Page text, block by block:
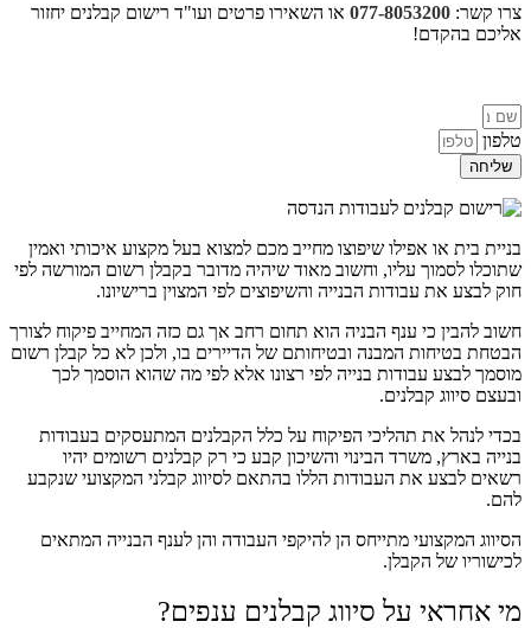
צרו קשר:
או השאירו פרטים ועו"ד רישום קבלנים יחזור
אליכם בהקדם!
טלפון
שליחה
בניית בית או אפילו שיפוצו מחייב מכם למצוא בעל מקצוע איכותי ואמין
שתוכלו לסמוך עליו, וחשוב מאוד שיהיה מדובר בקבלן רשום המורשה לפי
חוק לבצע את עבודות הבנייה והשיפוצים לפי המצוין ברישיונו.
חשוב להבין כי ענף הבניה הוא תחום רחב אך גם כזה המחייב פיקוח לצורך
הבטחת בטיחות המבנה ובטיחותם של הדיירים בו, ולכן לא כל קבלן רשום
מוסמך לבצע עבודות בנייה לפי רצונו אלא לפי מה שהוא הוסמך לכך
ובעצם סיווג קבלנים.
בכדי לנהל את תהליכי הפיקוח על כלל הקבלנים המתעסקים בעבודות
בנייה בארץ, משרד הבינוי והשיכון קבע כי רק קבלנים רשומים יהיו
רשאים לבצע את העבודות הללו בהתאם לסיווג קבלני המקצועי שנקבע
להם.
הסיווג המקצועי מתייחס הן להיקפי העבודה והן לענף הבנייה המתאים
לכישוריו של הקבלן.
מי אחראי על סיווג קבלנים ענפים?